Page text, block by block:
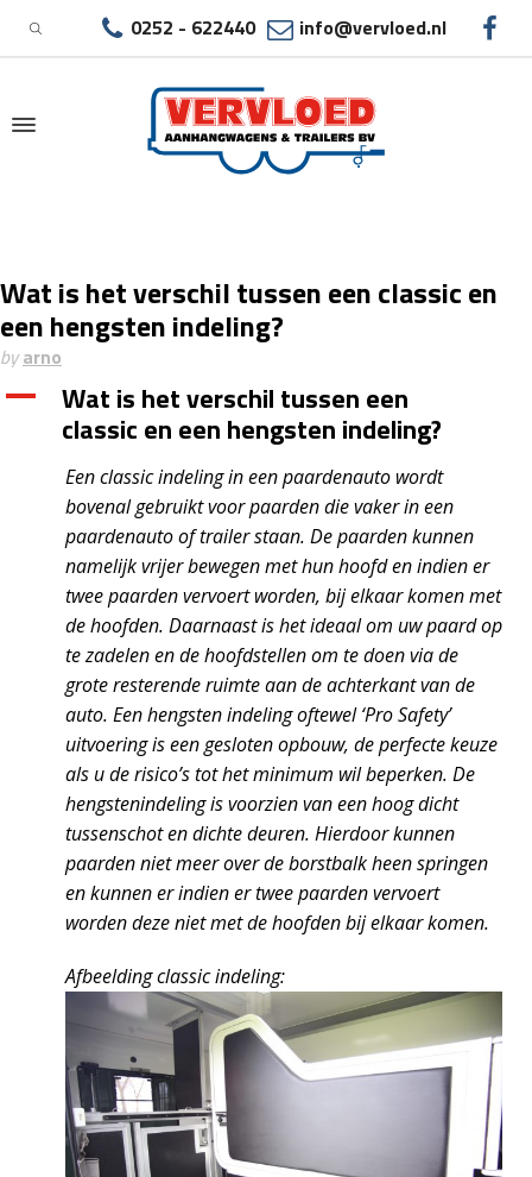
0252 - 622440 info@vervloed.nl
WAT IS HET VERSCHIL TUSSEN EEN CLASSIC EN
EEN HENGSTEN INDELING?
Wat is het verschil tussen een classic en
een hengsten indeling?
byarno
A Wat is het verschil tussen een
classic en een hengsten indeling?
Een classic indeling in een paardenauto wordt
bovenal gebruikt voor paarden die vaker in een
paardenauto of trailer staan. De paarden kunnen
namelijk vrijer bewegen met hun hoofd en indien er
twee paarden vervoert worden, bij elkaar komen met
de hoofden. Daarnaast is het ideaal om uw paard op
te zadelen en de hoofdstellen om te doen via de
grote resterende ruimte aan de achterkant van de
auto. Een hengsten indeling oftewel ‘Pro Safety’
uitvoering is een gesloten opbouw, de perfecte keuze
als u de risico’s tot het minimum wil beperken. De
hengstenindeling is voorzien van een hoog dicht
tussenschot en dichte deuren. Hierdoor kunnen
paarden niet meer over de borstbalk heen springen
en kunnen er indien er twee paarden vervoert
worden deze niet met de hoofden bij elkaar komen.
Afbeelding classic indeling: